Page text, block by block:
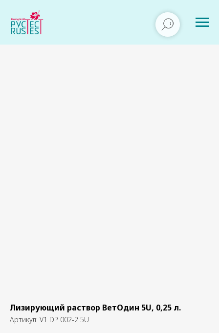
Лизирующий раствор ВетОдин 5U, 0,25 л.
Артикул: V1 DP 002-2 5U